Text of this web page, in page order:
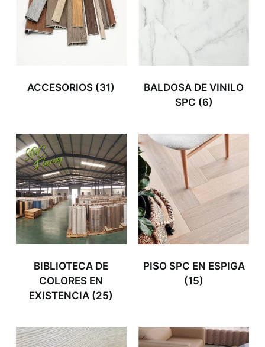
ACCESORIOS (31)
BALDOSA DE VINILO
SPC (6)
BIBLIOTECA DE
COLORES EN
EXISTENCIA (25)
PISO SPC EN ESPIGA
(15)